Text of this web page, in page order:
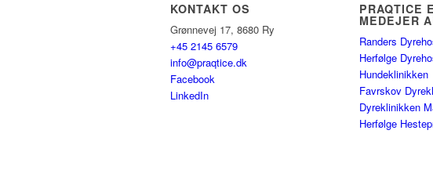
KONTAKT OS
Grønnevej 17, 8680 Ry
+45 2145 6579
info@praqtice.dk
Facebook
LinkedIn
PRAQTICE
MEDEJER
Randers
Herfølge
Hundeklinikken
Favrskov
Dyreklinikken
Herfølge